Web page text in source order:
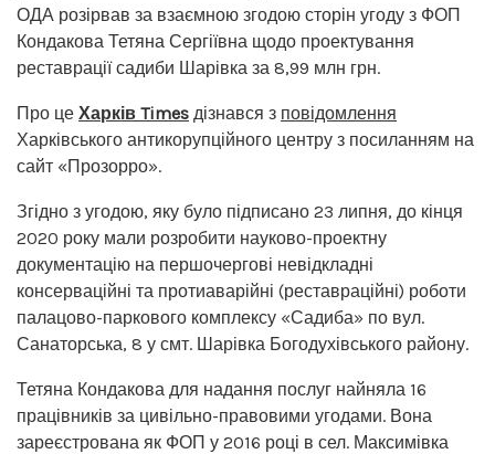
ОДА розірвав за взаємною згодою сторін угоду з ФОП
Кондакова Тетяна Сергіївна щодо проектування
реставрації садиби Шарівка за 8,99 млн грн.
Про це Харків Times дізнався з повідомлення
Харківського антикорупційного центру з посиланням на
сайт «Прозорро».
Згідно з угодою, яку було підписано 23 липня, до кінця
2020 року мали розробити науково-проектну
документацію на першочергові невідкладні
консерваційні та протиаварійні (реставраційні) роботи
палацово-паркового комплексу «Садиба» по вул.
Санаторська, 8 у смт. Шарівка Богодухівського району.
Тетяна Кондакова для надання послуг найняла 16
працівників за цивільно-правовими угодами. Вона
зареєстрована як ФОП у 2016 році в сел. Максимівка